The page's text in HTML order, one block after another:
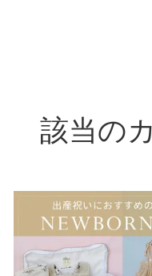
該当の